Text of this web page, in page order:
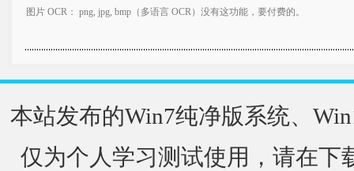
图片 OCR： png, jpg, bmp（多语言 OCR）没有这功能，要付费的。
本站发布的Win7纯净版系统、
仅为个人学习测试使用，请在下